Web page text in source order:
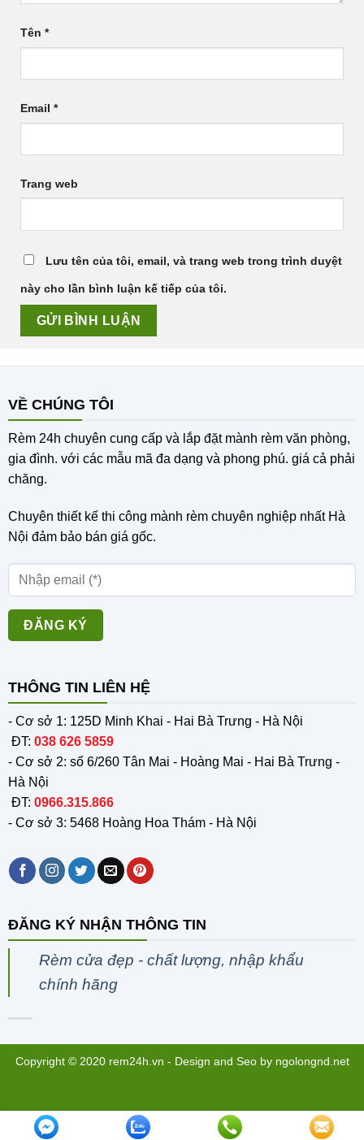
Tên *
Email *
Trang web
Lưu tên của tôi, email, và trang web trong trình duyệt
này cho lần bình luận kế tiếp của tôi.
VỀ CHÚNG TÔI
Rèm 24h chuyên cung cấp và lắp đặt mành rèm văn phòng,
gia đình. với các mẫu mã đa dạng và phong phú. giá cả phải
chăng.
Chuyên thiết kế thi công mành rèm chuyên nghiệp nhất Hà
Nội đảm bảo bán giá gốc.
THÔNG TIN LIÊN HỆ
- Cơ sở 1: 125D Minh Khai - Hai Bà Trưng - Hà Nội
ĐT: 038 626 5859
- Cơ sở 2: số 6/260 Tân Mai - Hoàng Mai - Hai Bà Trưng -
Hà Nội
ĐT: 0966.315.866
- Cơ sở 3: 5468 Hoàng Hoa Thám - Hà Nội
ĐĂNG KÝ NHẬN THÔNG TIN
Rèm cửa đẹp - chất lượng, nhập khẩu
chính hãng
Copyright © 2020 rem24h.vn - Design and Seo by ngolongnd.net